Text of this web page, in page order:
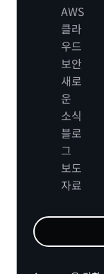
AWS
클라
우드
보안
새로
운
소식
블로
그
보도
자료